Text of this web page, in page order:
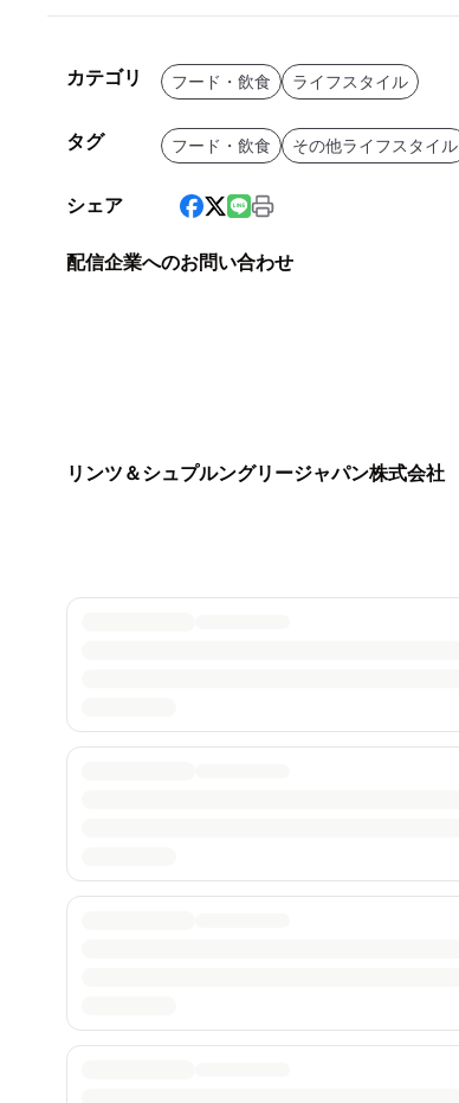
カテゴリ フード・飲食 ライフスタイル
タグ フード・飲食 その他ライフスタイル
シェア
配信企業へのお問い合わせ
リンツ＆シュプルングリージャパン株式会社